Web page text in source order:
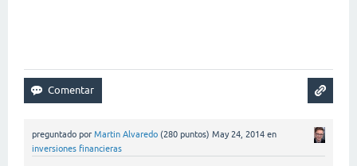
preguntado por Martin Alvaredo (280 puntos) May 24, 2014 en
inversiones financieras